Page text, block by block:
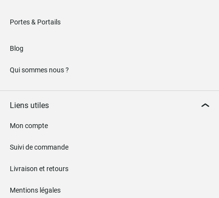
Portes & Portails
Blog
Qui sommes nous ?
Liens utiles
Mon compte
Suivi de commande
Livraison et retours
Mentions légales